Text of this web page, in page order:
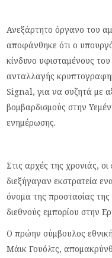
Ανεξάρτητο όργανο του
αποφάνθηκε ότι ο
κίνδυνο υφισταμένους
ανταλλαγής
Signal, για να συζητά με
βομβαρδισμούς στην
ενημέρωσης.
Στις αρχές της χρονιάς,
διεξήγαγαν εκστρατεία
όνομα της προστασίας της
διεθνούς εμπορίου στην
Ο πρώην σύμβουλος
Μάικ Γουόλτς,